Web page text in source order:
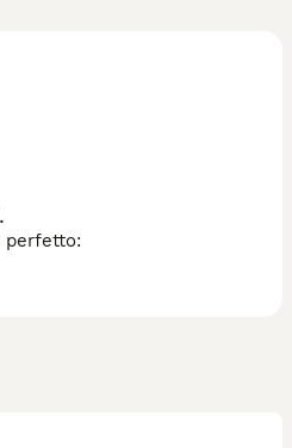
tanto esercizio per soddisfare
venga stimolato
perfetto: